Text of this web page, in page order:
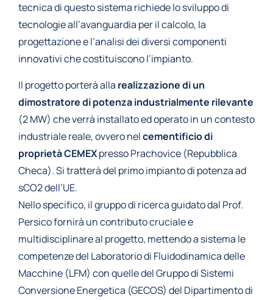
tecnica di questo sistema richiede lo sviluppo di
tecnologie all’avanguardia per il calcolo, la
progettazione e l’analisi dei diversi componenti
innovativi che costituiscono l’impianto.
Il progetto porterà alla realizzazione di un
dimostratore di potenza industrialmente rilevante
(2 MW) che verrà installato ed operato in un contesto
industriale reale, ovvero nelcementificio di
proprietà CEMEXpresso Prachovice (Repubblica
Checa). Si tratterà del primo impianto di potenza ad
sCO2 dell’UE.
Nello specifico, il gruppo di ricerca guidato dal Prof.
Persico fornirà un contributo cruciale e
multidisciplinare al progetto, mettendo a sistema le
competenze del Laboratorio di Fluidodinamica delle
Macchine (LFM) con quelle del Gruppo di Sistemi
Conversione Energetica (GECOS) del Dipartimento di